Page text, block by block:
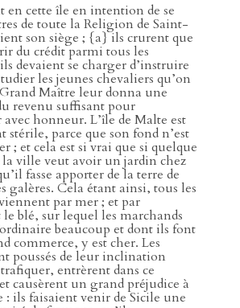
en cette île en intention de se
de toute la Religion de Saint-
son siège ; {a} ils crurent que
du crédit parmi tous les
devaient se charger d’instruire
les jeunes chevaliers qu’on
Maître leur donna une
revenu suffisant pour
avec honneur. L’île de Malte est
stérile, parce que son fond n’est
; et cela est si vrai que si quelque
ville veut avoir un jardin chez
fasse apporter de la terre de
galères. Cela étant ainsi, tous les
par mer ; et par
blé, sur lequel les marchands
beaucoup et dont ils font
commerce, y est cher. Les
poussés de leur inclination
entrèrent dans ce
causèrent un grand préjudice à
: ils faisaient venir de Sicile une